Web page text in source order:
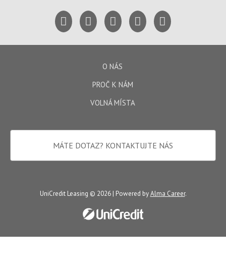
O NÁS
PROČ K NÁM
VOLNÁ MÍSTA
MÁTE DOTAZ? KONTAKTUJTE NÁS
UniCredit Leasing © 2026 | Powered byAlma Career.